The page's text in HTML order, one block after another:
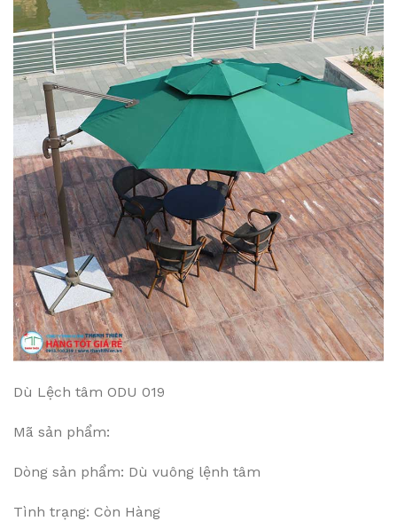
Dù Lệch tâm ODU 019
Mã sản phẩm:
Dòng sản phẩm: Dù vuông lệnh tâm
Tình trạng: Còn Hàng